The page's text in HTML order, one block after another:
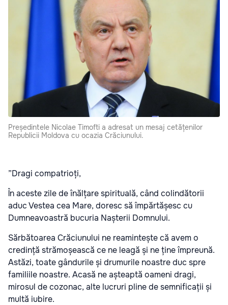
Președintele Nicolae Timofti a adresat un mesaj cetățenilor
Republicii Moldova cu ocazia Crăciunului.
”Dragi compatrioți,
În aceste zile de înălțare spirituală, când colindătorii
aduc Vestea cea Mare, doresc să împărtășesc cu
Dumneavoastră bucuria Nașterii Domnului.
Sărbătoarea Crăciunului ne reamintește că avem o
credință strămoșească ce ne leagă și ne ține împreună.
Astăzi, toate gândurile și drumurile noastre duc spre
familiile noastre. Acasă ne așteaptă oameni dragi,
mirosul de cozonac, alte lucruri pline de semnificații și
multă iubire.